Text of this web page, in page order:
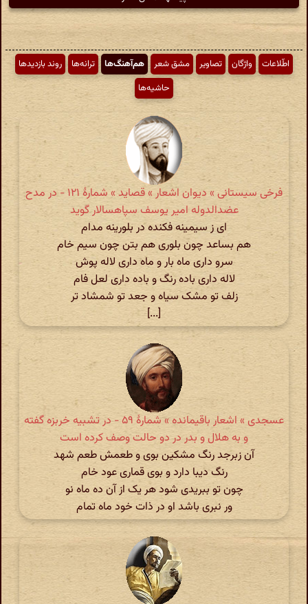
اطّلاعات واژگان تصاویر مشق شعر هم‌آهنگ‌ها ترانه‌ها
روند بازدیدها
حاشیه‌ها
فرخی سیستانی » دیوان اشعار » قصاید » شمارهٔ ۱۲۱ - در مدح
عضدالدوله امیر یوسف سپاهسالار گوید
ای ز سیمینه فکنده در بلورینه مدام
هم بساعد چون بلوری هم بتن چون سیم خام
سرو داری ماه بار و ماه داری لاله پوش
لاله داری باده رنگ و باده داری لعل فام
زلف تو مشک سیاه و جعد تو شمشاد تر
[...]
عسجدی » اشعار باقیمانده » شمارهٔ ۵۹ - در تشبیه خربزه گفته
و به هلال و بدر در دو حالت وصف کرده است
آن زبرجد رنگ مشکین بوی و طعمش طعم شهد
رنگ دیبا دارد و بوی قماری عود خام
چون تو ببریدی شود هر یک از آن ده ماه نو
ور نبری باشد او در ذات خود ماه تمام